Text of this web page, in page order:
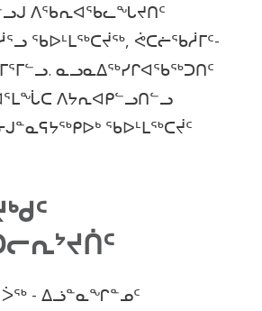
ᐱᖃᕆᐊᖃᓚᖓᔪᑎᑦ
ᖃᐅᒻᒪᖅᑕᔫᖅ, ᕚᑕᓖᖃᓲᒥᑦ-
ᓇᓗᓇᐃᖅᓯᒋᐊᖃᖅᑐᑎᑦ
ᐱᔭᕆᐊᑭᓪᓗᑎᓪᓗ
ᖃᐅᒻᒪᖅᑕᔫᑦ
ᐴᖅ - ᐃᓘᓐᓇᖏᓐᓄᑦ